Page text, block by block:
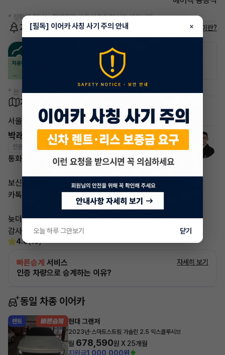
* 정확한 정보는 판매자와 반드시 확인하시기 바랍니다.
저공해차량 정보 저공해차량이란?
* 본 정보는 지자체마다 다를 수 있으니 실제 정보와 확인해 주세요.
차량 위치
서울
박래철 매니저
전문교육수료 자격인증완료
통화가 부재중 이더라도
보신 차량 차량번호
카톡 남겨주시면
늦더라도 답변 드리도록 하겠습니다
감사합니다
4.6(15)
빠른승계 서비스
인증 차량으로 승계하는 이유?
자세히 보기
동일 차종 이어카
렌트 현대 그랜저
2023년·스마트스트림 가솔린 2.5 익스클루시브
월 678,590원 X 25개월
지원금1,000,000원
[필독] 이어카 사칭 사기 주의 안내 ×
오늘 하루 그만보기 닫기